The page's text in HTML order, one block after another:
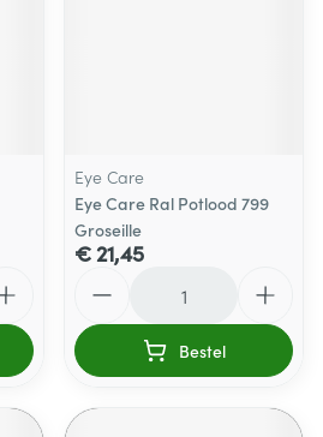
Eye Care
Eye Care Ral Potlood 799
Groseille
€ 21,45
Bestel